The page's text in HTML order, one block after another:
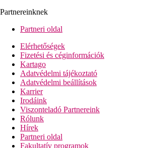
Partnereinknek
Partneri oldal
Elérhetőségek
Fizetési és céginformációk
Kartago
Adatvédelmi tájékoztató
Adatvédelmi beállítások
Karrier
Irodáink
Viszonteladó Partnereink
Rólunk
Hírek
Partneri oldal
Fakultatív programok